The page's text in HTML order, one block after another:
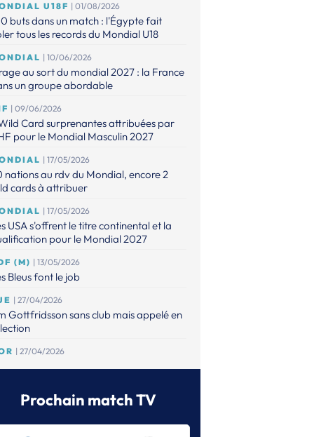
U18F | 01/08/2026
buts dans un match : l'Égypte fait
tous les records du Mondial U18
| 10/06/2026
au sort du mondial 2027 : la France
un groupe abordable
| 09/06/2026
Card surprenantes attribuées par
pour le Mondial Masculin 2027
| 17/05/2026
nations au rdv du Mondial, encore 2
cards à attribuer
| 17/05/2026
USA s'offrent le titre continental et la
pour le Mondial 2027
(M) | 13/05/2026
Bleus font le job
| 27/04/2026
Gottfridsson sans club mais appelé en
| 27/04/2026
frères Sagosen réunis pour la première
| 18/04/2026
Prochain match TV